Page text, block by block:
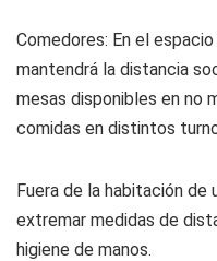
Comedores: En el
mantendrá la distancia
mesas disponibles en no
comidas en distintos
Fuera de la habitación de
extremar medidas de
higiene de manos.